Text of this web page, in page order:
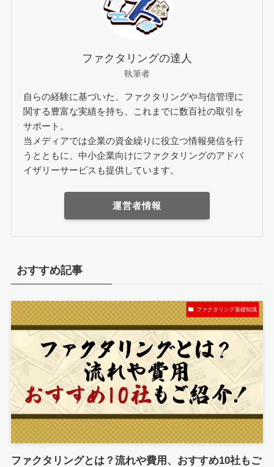
ファクタリングの達人
執筆者
自らの経験に基づいた、ファクタリングや与信管理に
関する豊富な実績を持ち、これまでに数百社の取引を
サポート。
当メディアでは企業の資金繰りに役立つ情報発信を行
うとともに、中小企業向けにファクタリングのアドバ
イザリーサービスも提供しています。
運営者情報
おすすめ記事
ファクタリング基礎知識
ファクタリングとは？流れや費用、おすすめ10社もご